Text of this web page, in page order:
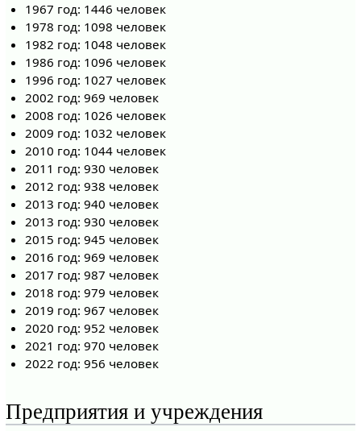
1967 год: 1446 человек
1978 год: 1098 человек
1982 год: 1048 человек
1986 год: 1096 человек
1996 год: 1027 человек
2002 год: 969 человек
2008 год: 1026 человек
2009 год: 1032 человек
2010 год: 1044 человек
2011 год: 930 человек
2012 год: 938 человек
2013 год: 940 человек
2013 год: 930 человек
2015 год: 945 человек
2016 год: 969 человек
2017 год: 987 человек
2018 год: 979 человек
2019 год: 967 человек
2020 год: 952 человек
2021 год: 970 человек
2022 год: 956 человек
Предприятия и учреждения